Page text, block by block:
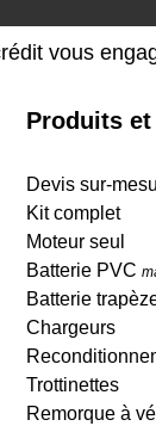
vous
Produits
Devis sur-
Kit complet
Moteur seul
Batterie PVC
Batterie
Chargeurs
Trottinettes
Remorque à